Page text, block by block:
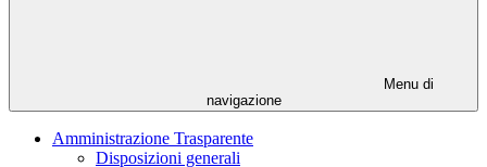
Menu di
navigazione
Amministrazione Trasparente
Disposizioni generali